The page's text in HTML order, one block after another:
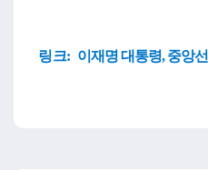
링크: 이재명 대통령, 중앙